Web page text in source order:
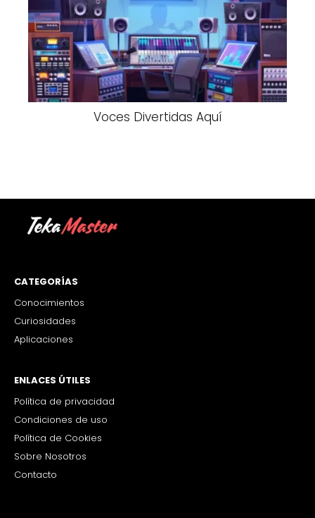
Voces Divertidas Aquí
CATEGORÍAS
Conocimientos
Curiosidades
Aplicaciones
ENLACES ÚTILES
Política de privacidad
Condiciones de uso
Política de Cookies
Sobre Nosotros
Contacto